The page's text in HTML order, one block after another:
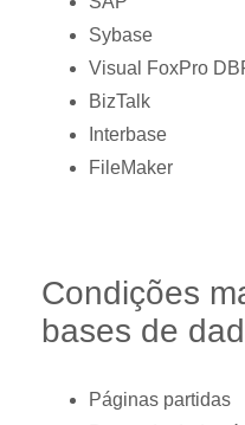
Sybase
Visual FoxPro
BizTalk
Interbase
FileMaker
Condições
bases de
Páginas partidas